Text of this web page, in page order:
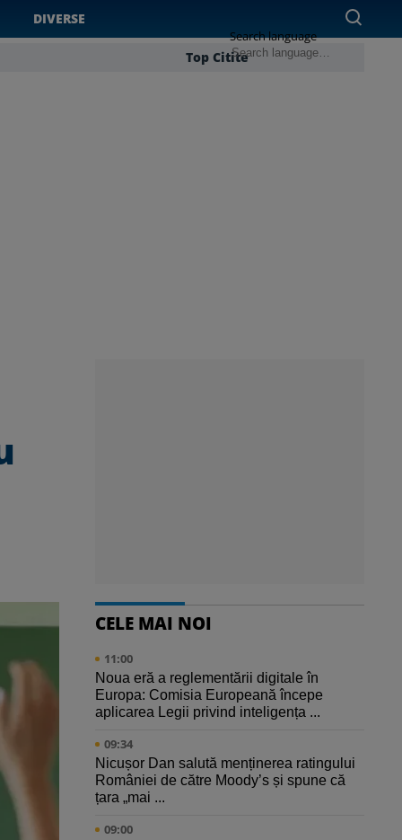
DIVERSE
Top Citite
Search language
CELE MAI NOI
11:00
Noua eră a reglementării digitale în
Europa: Comisia Europeană începe
aplicarea Legii privind inteligența ...
09:34
Nicușor Dan salută menținerea ratingului
României de către Moody’s și spune că
țara „mai ...
09:00